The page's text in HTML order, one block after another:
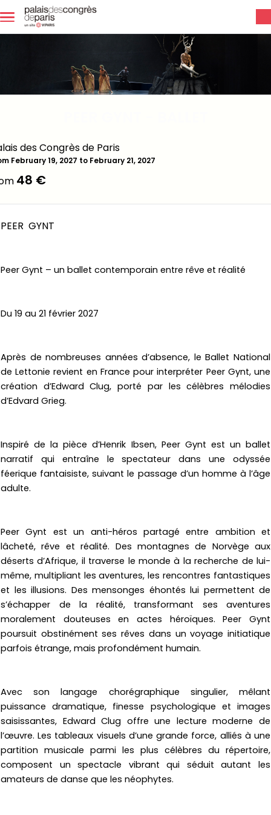
Skip to main content
des Congrès de Paris
February 19, 2027 to February 21, 2027
48 €
PEER GYNT
Peer Gynt – un ballet contemporain entre rêve et réalité
Du 19 au 21 février 2027
Après de nombreuses années d’absence, le Ballet National
de Lettonie revient en France pour interpréter Peer Gynt, une
création d’Edward Clug, porté par les célèbres mélodies
d’Edvard Grieg.
Inspiré de la pièce d’Henrik Ibsen, Peer Gynt est un ballet
narratif qui entraîne le spectateur dans une odyssée
féerique fantaisiste, suivant le passage d’un homme à l’âge
adulte.
Peer Gynt est un anti-héros partagé entre ambition et
lâcheté, rêve et réalité. Des montagnes de Norvège aux
déserts d’Afrique, il traverse le monde à la recherche de lui-
même, multipliant les aventures, les rencontres fantastiques
et les illusions. Des mensonges éhontés lui permettent de
s’échapper de la réalité, transformant ses aventures
moralement douteuses en actes héroïques. Peer Gynt
poursuit obstinément ses rêves dans un voyage initiatique
parfois étrange, mais profondément humain.
Avec son langage chorégraphique singulier, mêlant
puissance dramatique, finesse psychologique et images
saisissantes, Edward Clug offre une lecture moderne de
l’œuvre. Les tableaux visuels d’une grande force, alliés à une
partition musicale parmi les plus célèbres du répertoire,
composent un spectacle vibrant qui séduit autant les
amateurs de danse que les néophytes.